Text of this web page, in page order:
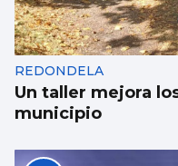
REDONDELA
Un taller mejora
municipio